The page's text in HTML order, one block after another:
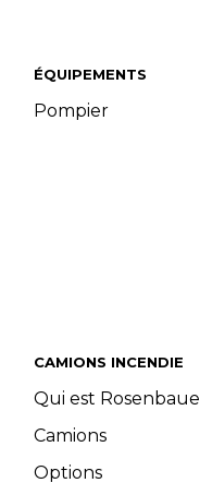
ÉQUIPEMENTS
Pompier
CAMIONS INCENDIE
Qui est
Camions
Options